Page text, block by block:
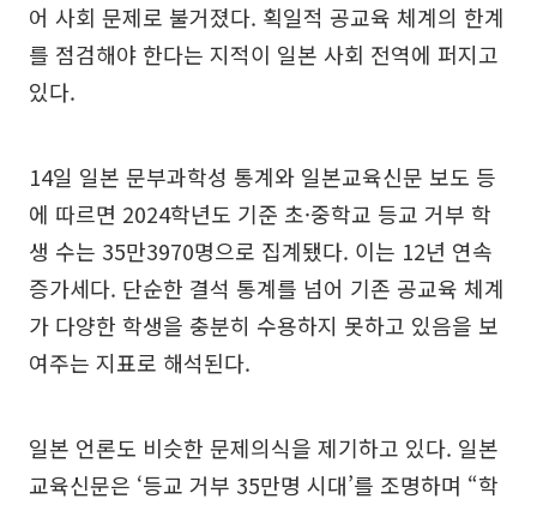
어 사회 문제로 불거졌다. 획일적 공교육 체계의 한계
를 점검해야 한다는 지적이 일본 사회 전역에 퍼지고
있다.
14일 일본 문부과학성 통계와 일본교육신문 보도 등
에 따르면 2024학년도 기준 초·중학교 등교 거부 학
생 수는 35만3970명으로 집계됐다. 이는 12년 연속
증가세다. 단순한 결석 통계를 넘어 기존 공교육 체계
가 다양한 학생을 충분히 수용하지 못하고 있음을 보
여주는 지표로 해석된다.
일본 언론도 비슷한 문제의식을 제기하고 있다. 일본
교육신문은 ‘등교 거부 35만명 시대’를 조명하며 “학